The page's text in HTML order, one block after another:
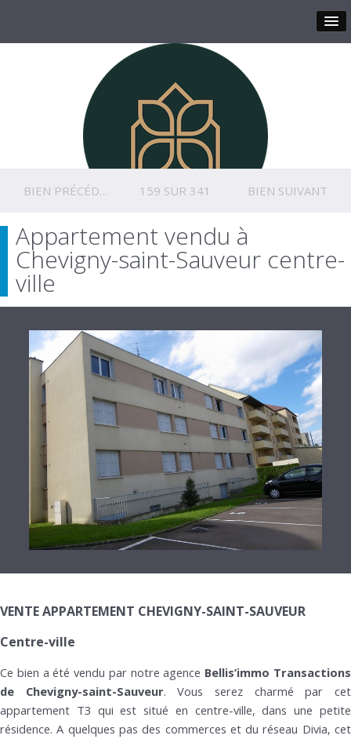
BIEN PRÉCÉDENT 159 SUR 341 BIEN SUIVANT
Appartement vendu à
Chevigny-saint-Sauveur centre-
ville
VENTE APPARTEMENT CHEVIGNY-SAINT-SAUVEUR
Centre-ville
Ce bien a été vendu par notre agence Bellis’immo Transactions
de Chevigny-saint-Sauveur. Vous serez charmé par cet
appartement T3 qui est situé en centre-ville, dans une petite
résidence. A quelques pas des commerces et du réseau Divia, cet